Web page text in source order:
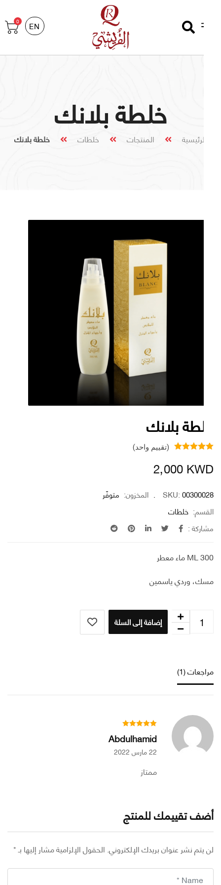
خلطة بلانك
المنتجات خلطات خلطة بلانك
بلانك
(تقييم واحد)
2٫000
SKU: المخزون: متوفّر
خلطات
:
وردي ياسمين
إضافة إلى السلة
(1)
Abdulhamid
تقييمك للمنتج
نشر عنوان بريدك الإلكتروني.الحقول الإلزامية مشار إليها بـ*